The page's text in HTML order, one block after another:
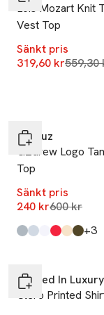
Lois Mozart Knit
Vest Top
Sänkt pris
319,60 krLägsta
559,30
Gestuz
GZdrew Logo
Top
Sänkt pris
240 krLägsta
600 kr
Produkten finns i
Grey Blue,
Blue Finch,
Bright White,
Tomato,
Gz Butter Yellow
Military Olive,+3till
Soaked In Luxury
Clero Printed